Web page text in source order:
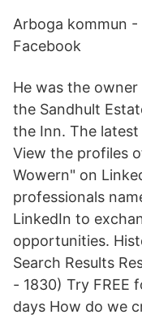
Arboga kommun
Facebook
He was the
the Sandhult
the Inn. The
View the profiles
Wowern" on
professionals
LinkedIn to
opportunities.
Search Results
- 1830) Try FREE
days How do we